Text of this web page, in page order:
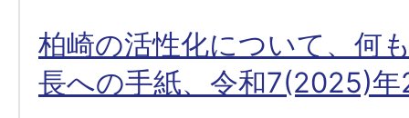
柏崎の活性化について、何
長への手紙、令和7(2025)年